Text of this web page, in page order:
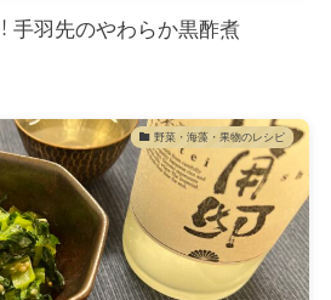
手羽先のやわらか黒酢煮
野菜・海藻・果物のレシピ